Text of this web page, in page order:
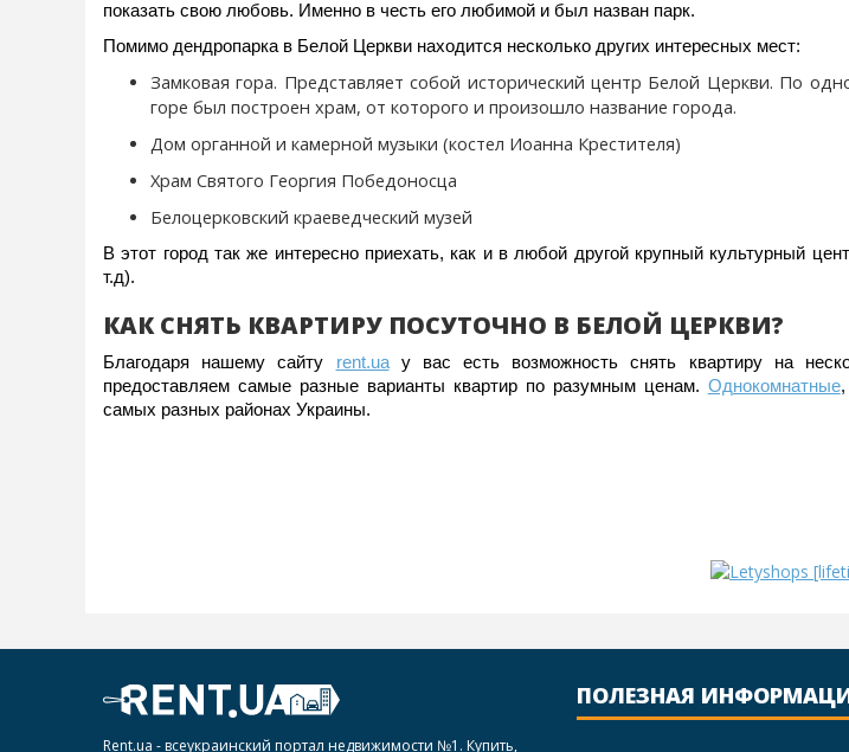
показать свою любовь. Именно в честь его любимой и был назван парк.
Помимо дендропарка в Белой Церкви находится несколько других интересных мест:
Замковая гора. Представляет собой исторический центр Белой Церкви. По
горе был построен храм, от которого и произошло название города.
Дом органной и камерной музыки (костел Иоанна Крестителя)
Храм Святого Георгия Победоносца
Белоцерковский краеведческий музей
В этот город так же интересно приехать, как и в любой другой крупный культурный
т.д).
КАК СНЯТЬ КВАРТИРУ ПОСУТОЧНО В БЕЛОЙ ЦЕРКВИ?
Благодаря нашему сайту rent.uaу вас есть возможность снять квартиру на
предоставляем самые разные варианты квартир по разумным ценам. Однокомнатные,
самых разных районах Украины.
Rent.ua - всеукраинский портал недвижимости №1. Купить,
ПОЛЕЗНАЯ